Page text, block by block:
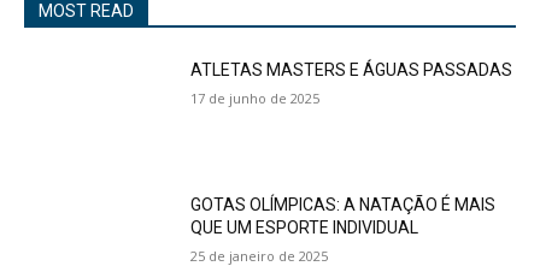
MOST READ
ATLETAS MASTERS E ÁGUAS PASSADAS
17 de junho de 2025
GOTAS OLÍMPICAS: A NATAÇÃO É MAIS
QUE UM ESPORTE INDIVIDUAL
25 de janeiro de 2025